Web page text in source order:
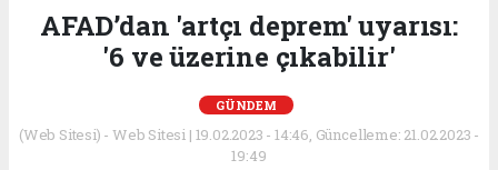
AFAD’dan 'artçı deprem' uyarısı:
'6 ve üzerine çıkabilir'
GÜNDEM
(Web Sitesi) - Web Sitesi | 19.02.2023 - 14:46, Güncelleme: 21.02.2023 -
19:49